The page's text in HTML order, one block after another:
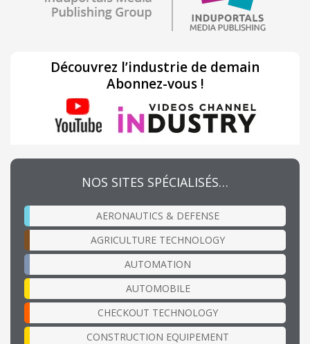
Découvrez l’industrie de demain
Abonnez-vous !
NOS SITES SPÉCIALISÉS…
AERONAUTICS & DEFENSE
AGRICULTURE TECHNOLOGY
AUTOMATION
AUTOMOBILE
CHECKOUT TECHNOLOGY
CONSTRUCTION EQUIPEMENT